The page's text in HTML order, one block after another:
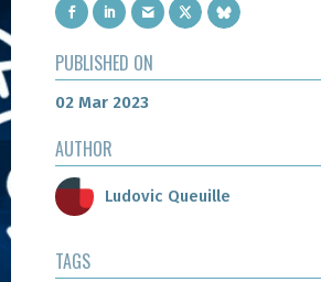
PUBLISHED ON
02 Mar 2023
AUTHOR
Ludovic Queuille
TAGS